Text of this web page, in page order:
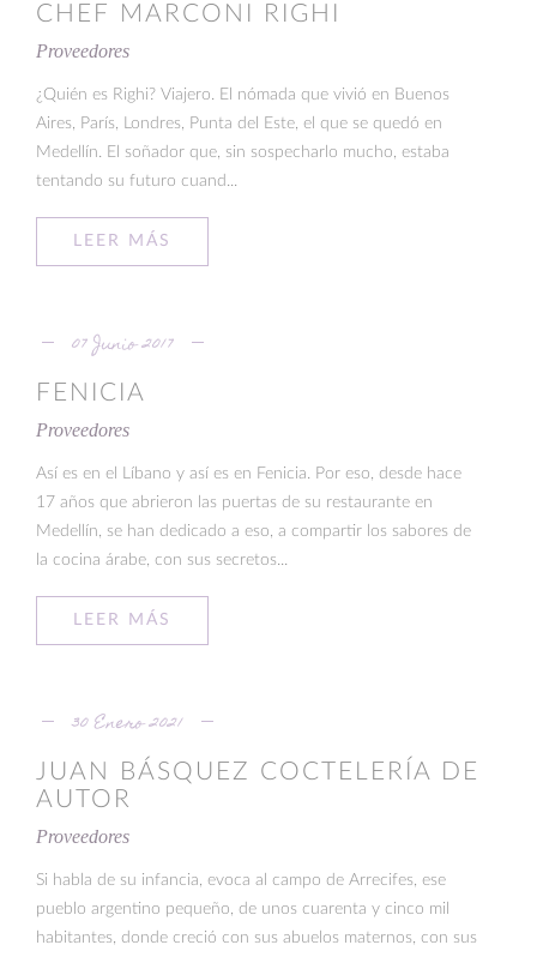
CHEF MARCONI RIGHI
Proveedores
¿Quién es Righi? Viajero. El nómada que vivió en Buenos
Aires, París, Londres, Punta del Este, el que se quedó en
Medellín. El soñador que, sin sospecharlo mucho, estaba
tentando su futuro cuand...
LEER MÁS
07 Junio 2017
FENICIA
Proveedores
Así es en el Líbano y así es en Fenicia. Por eso, desde hace
17 años que abrieron las puertas de su restaurante en
Medellín, se han dedicado a eso, a compartir los sabores de
la cocina árabe, con sus secretos...
LEER MÁS
30 Enero 2021
JUAN BÁSQUEZ COCTELERÍA DE
AUTOR
Proveedores
Si habla de su infancia, evoca al campo de Arrecifes, ese
pueblo argentino pequeño, de unos cuarenta y cinco mil
habitantes, donde creció con sus abuelos maternos, con sus